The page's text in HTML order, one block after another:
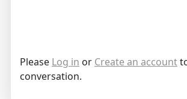
Please Log in or Create an account
conversation.